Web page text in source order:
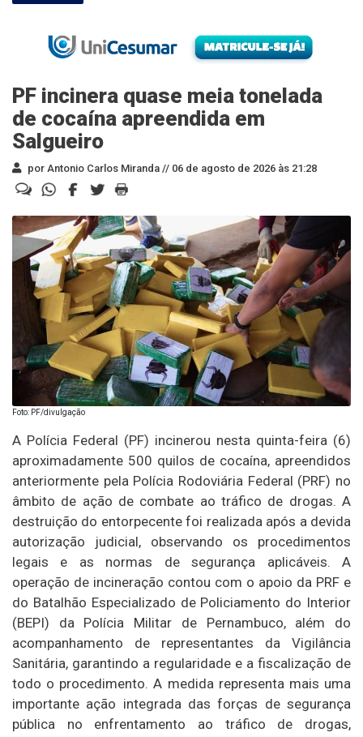
PF incinera quase meia tonelada
de cocaína apreendida em
Salgueiro
por Antonio Carlos Miranda // 06 de agosto de 2026 às 21:28
Foto: PF/divulgação
A Polícia Federal (PF) incinerou nesta quinta-feira (6)
aproximadamente 500 quilos de cocaína, apreendidos
anteriormente pela Polícia Rodoviária Federal (PRF) no
âmbito de ação de combate ao tráfico de drogas. A
destruição do entorpecente foi realizada após a devida
autorização judicial, observando os procedimentos
legais e as normas de segurança aplicáveis. A
operação de incineração contou com o apoio da PRF e
do Batalhão Especializado de Policiamento do Interior
(BEPI) da Polícia Militar de Pernambuco, além do
acompanhamento de representantes da Vigilância
Sanitária, garantindo a regularidade e a fiscalização de
todo o procedimento. A medida representa mais uma
importante ação integrada das forças de segurança
pública no enfrentamento ao tráfico de drogas,